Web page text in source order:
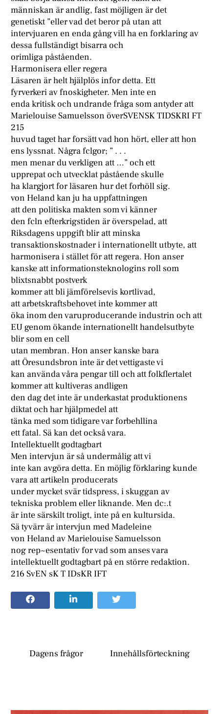
människan är andlig, fast möjligen är det
genetiskt ”eller vad det beror på utan att
intervjuaren en enda gång vill ha en forklaring av
dessa fullständigt bisarra och
orimliga påståenden.
Harmonisera eller regera
Läsaren är helt hjälplös infor detta. Ett
fyrverkeri av fnoskigheter. Men inte en
enda kritisk och undrande fråga som antyder att
Marielouise Samuelsson överSVENSK TIDSKRI FT
215
huvud taget har forsätt vad hon hört, eller att hon
ens lyssnat. Några fclgor; ” . . .
men menar du verkligen att …” och ett
upprepat och utvecklat påstående skulle
ha klargjort for läsaren hur det forhöll sig.
von Heland kan ju ha uppfattningen
att den politiska makten som vi känner
den fcln efterkrigstiden är överspelad, att
Riksdagens uppgift blir att minska
transaktionskostnader i internationellt utbyte, att
harmonisera i stället för att regera. Hon anser
kanske att informationsteknologins roll som
blixtsnabbt postverk
kommer att bli jämförelsevis kortlivad,
att arbetskraftsbehovet inte kommer att
öka inom den varuproducerande industrin och att
EU genom ökande internationellt handelsutbyte
blir som en cell
utan membran. Hon anser kanske bara
att Öresundsbron inte är det vettigaste vi
kan använda våra pengar till och att folkflertalet
kommer att kultiveras andligen
den dag det inte är underkastat produktionens
diktat och har hjälpmedel att
tänka med som tidigare var forbehllina
ett fatal. Sä kan det också vara.
Intellektuellt godtagbart
Men intervjun är så undermålig att vi
inte kan avgöra detta. En möjlig förklaring kunde
vara att artikeln producerats
under mycket svär tidspress, i skuggan av
tekniska problem eller liknande. Men dc:.t
är inte särskilt troligt, inte på en kultursida.
Sä tyvärr är intervjun med Madeleine
von Heland av Marielouise Samuelsson
nog rep~esentativ for vad som anses vara
intellektuellt godtagbart på en större redaktion.
216 SvEN sK T IDsKR IFT
Dagens frågor Innehållsförteckning